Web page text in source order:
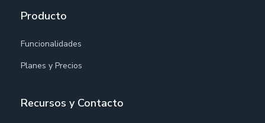
Producto
Funcionalidades
Planes y Precios
Recursos y Contacto